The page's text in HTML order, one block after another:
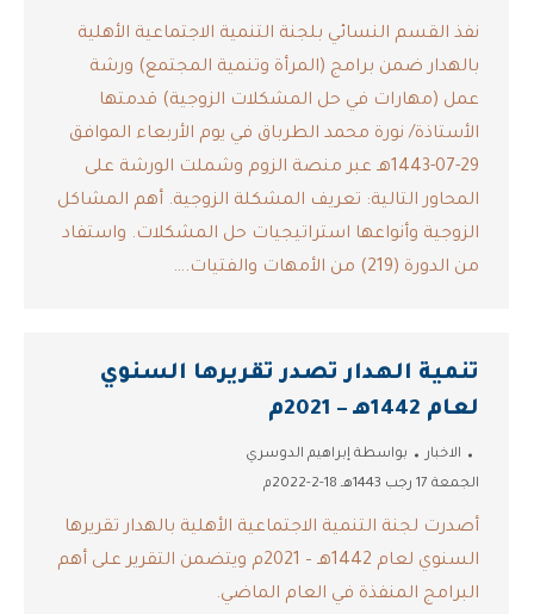
نفذ القسم النسائي بلجنة التنمية الاجتماعية الأهلية
بالهدار ضمن برامج (المرأة وتنمية المجتمع) ورشة
عمل (مهارات في حل المشكلات الزوجية) قدمتها
الأستاذة/ نورة محمد الطرباق في يوم الأربعاء الموافق
29-07-1443هـ عبر منصة الزوم وشملت الورشة على
المحاور التالية: تعريف المشكلة الزوجية. أهم المشاكل
الزوجية وأنواعها استراتيجيات حل المشكلات. واستفاد
من الدورة (219) من الأمهات والفتيات.…
تنمية الهدار تصدر تقريرها السنوي
لعام 1442هـ – 2021م
الاخبار بواسطة إبراهيم الدوسري
الجمعة 17 رجب 1443هـ 18-2-2022م
أصدرت لجنة التنمية الاجتماعية الأهلية بالهدار تقريرها
السنوي لعام 1442هـ – 2021م ويتضمن التقرير على أهم
البرامج المنفذة في العام الماضي.